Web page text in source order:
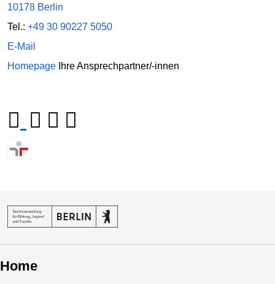
10178 Berlin
Tel.: +49 30 90227 5050
E-Mail
Homepage Ihre Ansprechpartner/-innen
Home